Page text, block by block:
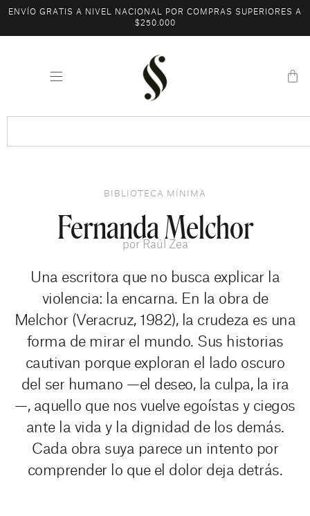
ENVÍO GRATIS A NIVEL NACIONAL POR COMPRAS SUPERIORES A
$250.000
BIBLIOTECA MÍNIMA
Fernanda Melchor
por Raúl Zea
Una escritora que no busca explicar la
violencia: la encarna. En la obra de
Melchor (Veracruz, 1982), la crudeza es una
forma de mirar el mundo. Sus historias
cautivan porque exploran el lado oscuro
del ser humano —el deseo, la culpa, la ira
—, aquello que nos vuelve egoístas y ciegos
ante la vida y la dignidad de los demás.
Cada obra suya parece un intento por
comprender lo que el dolor deja detrás.